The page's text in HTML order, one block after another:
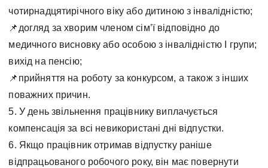
чотирнадцятирічного віку або дитиною з інвалідністю;
📌догляд за хворим членом сім’ї відповідно до
медичного висновку або особою з інвалідністю I групи;
вихід на пенсію;
📌прийняття на роботу за конкурсом, а також з інших
поважних причин.
5. У день звільнення працівнику виплачується
компенсація за всі невикористані дні відпустки.
6. Якщо працівник отримав відпустку раніше
відпрацьованого робочого року, він має повернути